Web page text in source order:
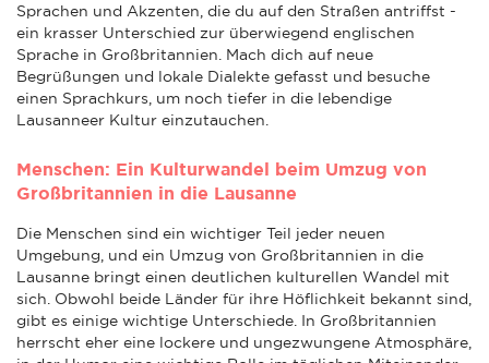
Sprachen und Akzenten, die du auf den Straßen antriffst -
ein krasser Unterschied zur überwiegend englischen
Sprache in Großbritannien. Mach dich auf neue
Begrüßungen und lokale Dialekte gefasst und besuche
einen Sprachkurs, um noch tiefer in die lebendige
Lausanneer Kultur einzutauchen.
Menschen: Ein Kulturwandel beim Umzug von
Großbritannien in die Lausanne
Die Menschen sind ein wichtiger Teil jeder neuen
Umgebung, und ein Umzug von Großbritannien in die
Lausanne bringt einen deutlichen kulturellen Wandel mit
sich. Obwohl beide Länder für ihre Höflichkeit bekannt sind,
gibt es einige wichtige Unterschiede. In Großbritannien
herrscht eher eine lockere und ungezwungene Atmosphäre,